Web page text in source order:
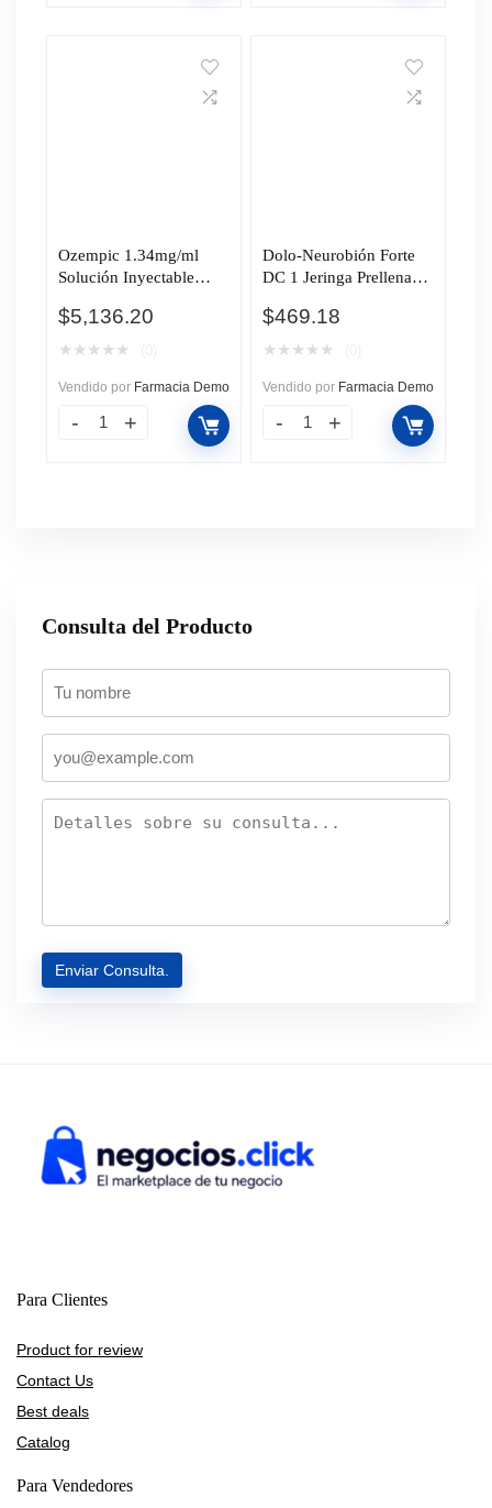
Ozempic 1.34mg/ml
Solución Inyectable
$5,136.20
★ ★ ★ ★ ★
Vendido por Farmacia Demo
Dolo-Neurobión Forte
DC 1 Jeringa Prellenada
$469.18
★ ★ ★ ★ ★
Vendido por Farmacia Demo
Consulta del Producto
Para Clientes
Product for review
Contact Us
Best deals
Catalog
Para Vendedores